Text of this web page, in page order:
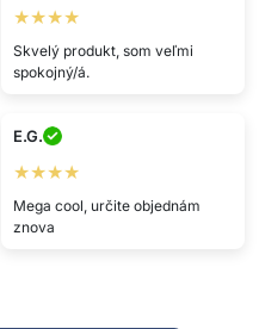
★★★★
Skvelý produkt, som veľmi
spokojný/á.
E.G.
★★★★
Mega cool, určite objednám
znova